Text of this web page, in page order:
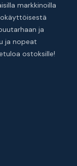
markkinoilla
ja
ja nopeat
ostoksille!